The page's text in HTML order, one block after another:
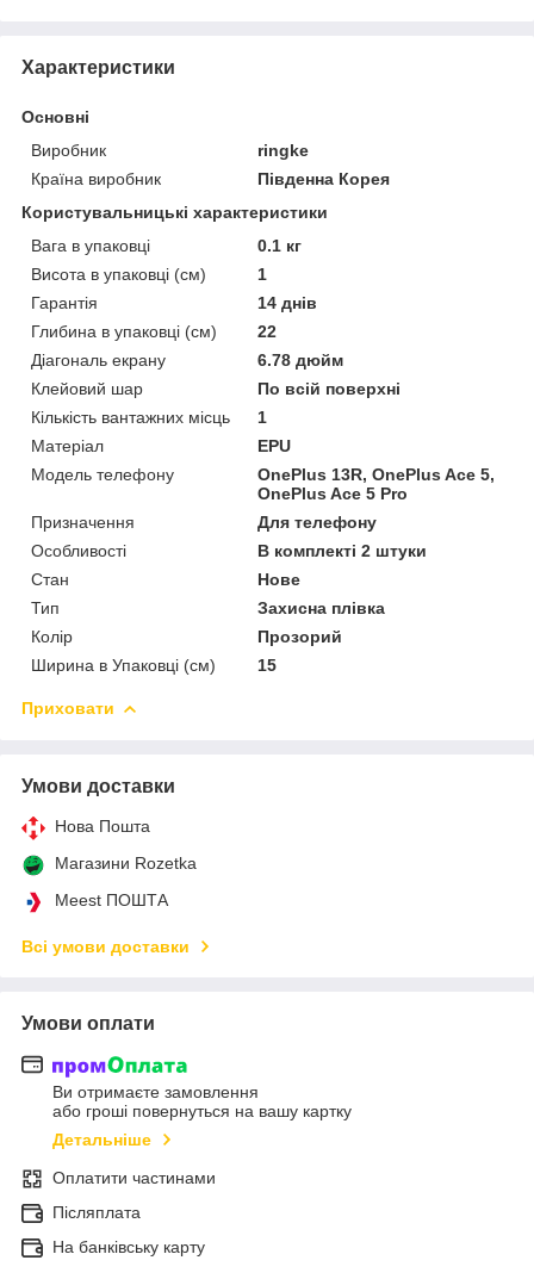
Характеристики
Основні
Виробник
ringke
Країна виробник
Південна Корея
Користувальницькі характеристики
Вага в упаковці
0.1 кг
Висота в упаковці (см)
1
Гарантія
14 днів
Глибина в упаковці (см)
22
Діагональ екрану
6.78 дюйм
Клейовий шар
По всій поверхні
Кількість вантажних місць
1
Матеріал
EPU
Модель телефону
OnePlus 13R, OnePlus Ace 5,
OnePlus Ace 5 Pro
Призначення
Для телефону
Особливості
В комплекті 2 штуки
Стан
Нове
Тип
Захисна плівка
Колір
Прозорий
Ширина в Упаковці (см)
15
Приховати
Умови доставки
Нова Пошта
Магазини Rozetka
Meest ПОШТА
Всі умови доставки
Умови оплати
Ви отримаєте замовлення
або гроші повернуться на вашу картку
Детальніше
Оплатити частинами
Післяплата
На банківську карту